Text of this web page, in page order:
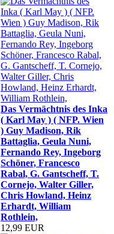
Das Vermächtnis des Inka
( Karl May ) ( NFP. Wien
) Guy Madison, Rik
Battaglia, Geula Nuni,
Fernando Rey, Ingeborg
Schöner, Francesco
Rabal, G. Gantscheff, T.
Cornejo, Walter Giller,
Chris Howland, Heinz
Erhardt, William
Rothlein,
12,99 EUR